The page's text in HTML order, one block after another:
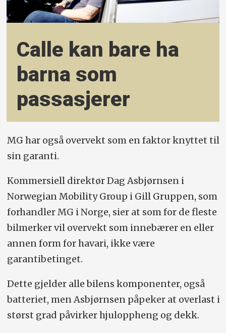
Calle kan bare ha
barna som
passasjerer
MG har også overvekt som en faktor knyttet til
sin garanti.
Kommersiell direktør Dag Asbjørnsen i
Norwegian Mobility Group i Gill Gruppen, som
forhandler MG i Norge, sier at som for de fleste
bil­merker vil overvekt som innebærer en eller
annen form for havari, ikke være
garantibetinget.
Dette ­gjelder alle bilens komponenter, også
batteriet, men Asbjørnsen påpeker at overlast i
størst grad påvirker hjuloppheng og dekk.